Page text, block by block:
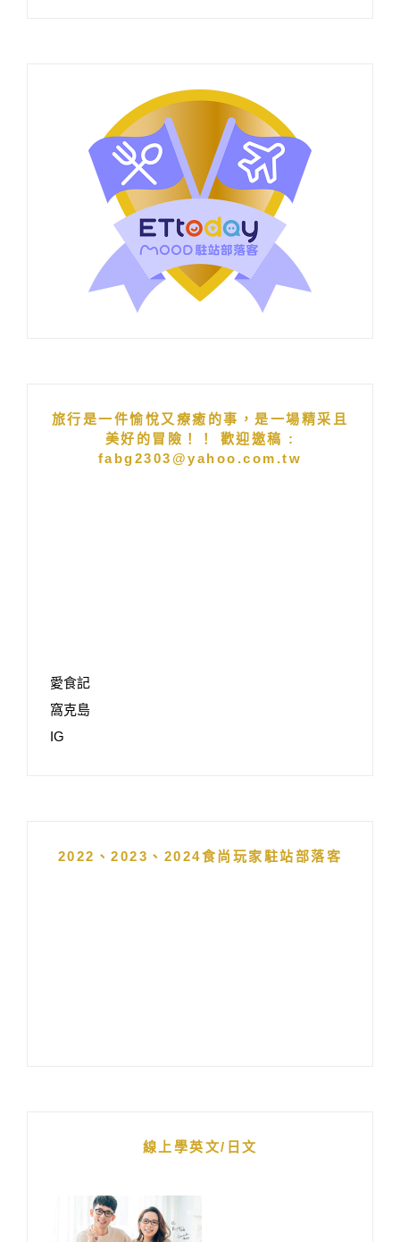
旅行是一件愉悅又療癒的事，是一場精采且
美好的冒險！！ 歡迎邀稿 :
fabg2303@yahoo.com.tw
愛食記
窩克島
IG
2022、2023、2024食尚玩家駐站部落客
線上學英文/日文